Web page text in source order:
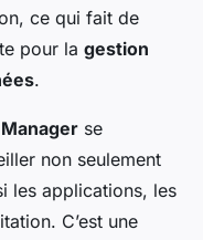
ce qui fait de
pour la gestion
.
se
non seulement
les applications, les
C’est une